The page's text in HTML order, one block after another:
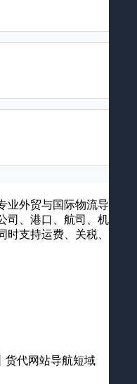
外贸与国际物流导航平
、港口、航司、机场、
支持运费、关税、海关
丨货代网站导航短域